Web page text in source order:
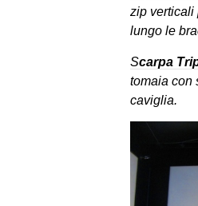
zip verticali
lungo le
Scarpa
tomaia con
caviglia.